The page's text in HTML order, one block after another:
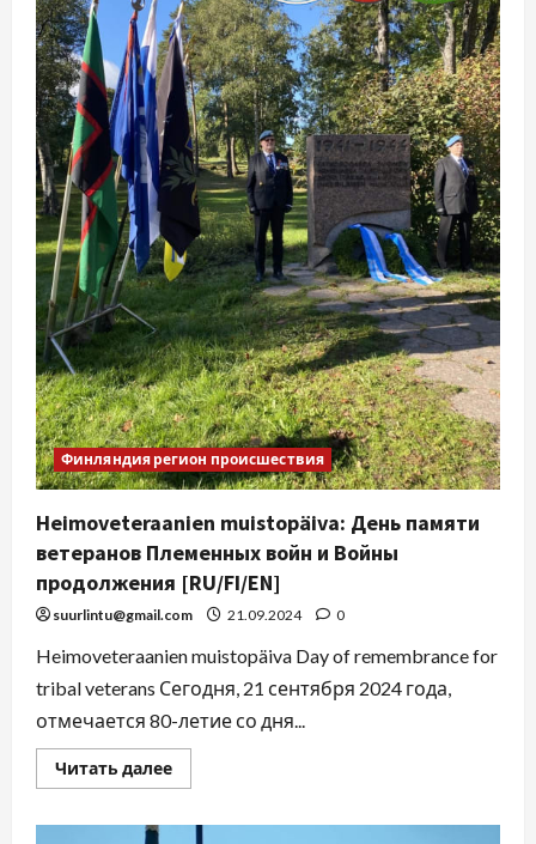
Финляндия регион происшествия
Heimoveteraanien muistopäiva: День памяти
ветеранов Племенных войн и Войны
продолжения [RU/FI/EN]
suurlintu@gmail.com 21.09.2024 0
Heimoveteraanien muistopäiva Day of remembrance for
tribal veterans Сегодня, 21 сентября 2024 года,
отмечается 80-летие со дня...
Читать далее